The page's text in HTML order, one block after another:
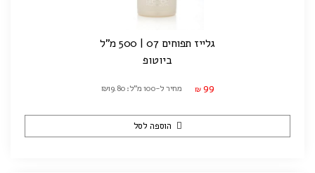
גלייז תפוחים 07 | 500 מ"ל
ביוטופ
₪ 99 מחיר ל-100 מ"ל: ₪19.80
הוספה לסל